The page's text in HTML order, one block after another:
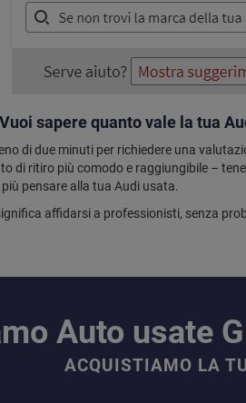
Vuoi sapere quanto vale la tua
di due minuti per richiedere una
di ritiro più comodo e raggiungibile –
pensare alla tua Audi usata.
affidarsi a professionisti, senza
Auto usate
ACQUISTIAMO LA